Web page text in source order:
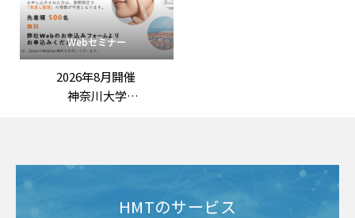
える臨床試験設計と作用機
序の組み立て方」
Webセミナー
2026年8月開催
神奈川大学
未利用資源の活用と世界初
HMTのサービス